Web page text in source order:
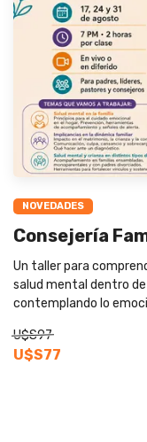
NOVEDADES
Consejería
Un taller para
salud mental dentro
contemplando lo
U$S97
U$S77